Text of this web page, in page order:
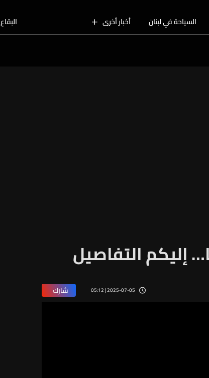
السياحة في لبنان أخبار أخرى البقاع
الجنوب
إليكم التفاصيل
2025-07-05 | 05:12 شارك